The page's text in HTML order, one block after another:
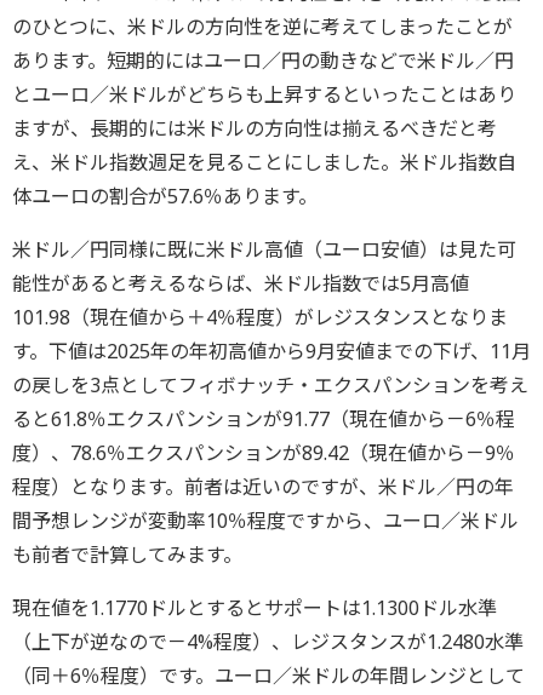
のひとつに、米ドルの方向性を逆に考えてしまったことが
あります。短期的にはユーロ／円の動きなどで米ドル／円
とユーロ／米ドルがどちらも上昇するといったことはあり
ますが、長期的には米ドルの方向性は揃えるべきだと考
え、米ドル指数週足を見ることにしました。米ドル指数自
体ユーロの割合が57.6％あります。
米ドル／円同様に既に米ドル高値（ユーロ安値）は見た可
能性があると考えるならば、米ドル指数では5月高値
101.98（現在値から＋4％程度）がレジスタンスとなりま
す。下値は2025年の年初高値から9月安値までの下げ、11月
の戻しを3点としてフィボナッチ・エクスパンションを考え
ると61.8％エクスパンションが91.77（現在値から－6％程
度）、78.6％エクスパンションが89.42（現在値から－9％
程度）となります。前者は近いのですが、米ドル／円の年
間予想レンジが変動率10％程度ですから、ユーロ／米ドル
も前者で計算してみます。
現在値を1.1770ドルとするとサポートは1.1300ドル水準
（上下が逆なので－4%程度）、レジスタンスが1.2480水準
（同＋6％程度）です。ユーロ／米ドルの年間レンジとして